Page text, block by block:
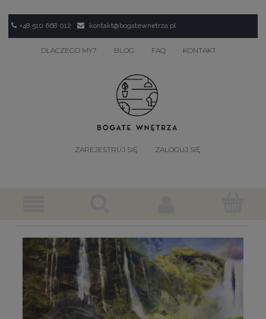
+48 510 668 012 kontakt@bogatewnetrza.pl
DLACZEGO MY? BLOG FAQ KONTAKT
ZAREJESTRUJ SIĘ ZALOGUJ SIĘ